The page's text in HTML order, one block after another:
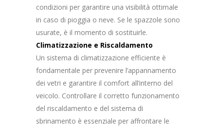
condizioni per garantire una visibilità ottimale
in caso di pioggia o neve. Se le spazzole sono
usurate, è il momento di sostituirle.
Climatizzazione e Riscaldamento
Un sistema di climatizzazione efficiente è
fondamentale per prevenire l’appannamento
dei vetri e garantire il comfort all’interno del
veicolo. Controllare il corretto funzionamento
del riscaldamento e del sistema di
sbrinamento è essenziale per affrontare le